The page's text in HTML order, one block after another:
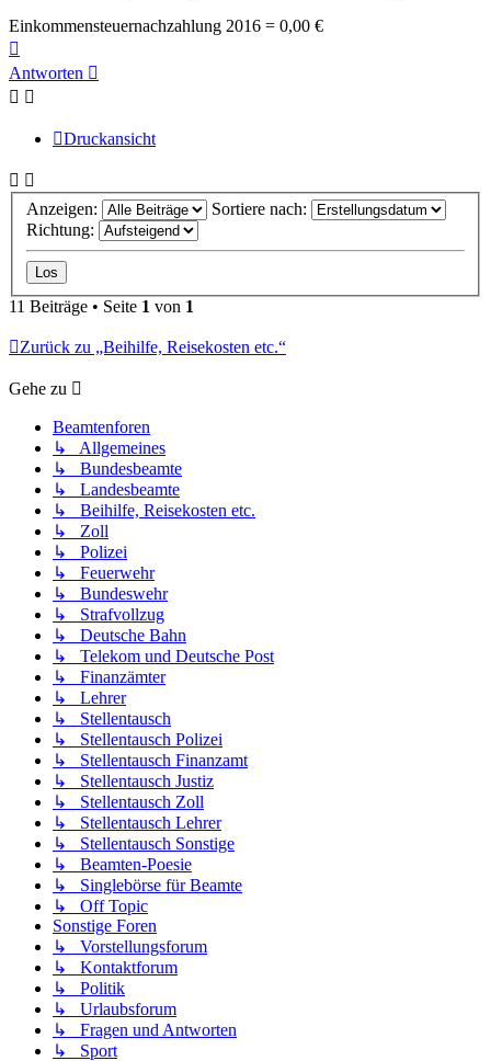
Einkommensteuernachzahlung 2016 = 0,00 €
oben
Antworten
Druckansicht
Anzeigen:
Sortiere nach:
Richtung:
11 Beiträge • Seite 1 von 1
Zurück zu „Beihilfe, Reisekosten etc.“
Gehe zu
Beamtenforen
↳ Allgemeines
↳ Bundesbeamte
↳ Landesbeamte
↳ Beihilfe, Reisekosten etc.
↳ Zoll
↳ Polizei
↳ Feuerwehr
↳ Bundeswehr
↳ Strafvollzug
↳ Deutsche Bahn
↳ Telekom und Deutsche Post
↳ Finanzämter
↳ Lehrer
↳ Stellentausch
↳ Stellentausch Polizei
↳ Stellentausch Finanzamt
↳ Stellentausch Justiz
↳ Stellentausch Zoll
↳ Stellentausch Lehrer
↳ Stellentausch Sonstige
↳ Beamten-Poesie
↳ Singlebörse für Beamte
↳ Off Topic
Sonstige Foren
↳ Vorstellungsforum
↳ Kontaktforum
↳ Politik
↳ Urlaubsforum
↳ Fragen und Antworten
↳ Sport